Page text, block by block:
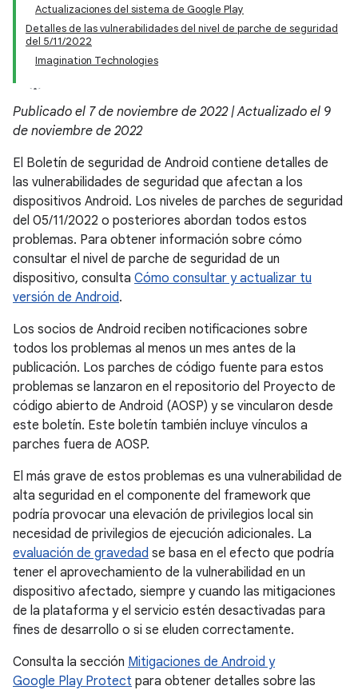
Actualizaciones del sistema de Google Play
Detalles de las vulnerabilidades del nivel de parche de seguridad
del 5/11/2022
Imagination Technologies
Publicado el 7 de noviembre de 2022 | Actualizado el 9
de noviembre de 2022
El Boletín de seguridad de Android contiene detalles de
las vulnerabilidades de seguridad que afectan a los
dispositivos Android. Los niveles de parches de seguridad
del 05/11/2022 o posteriores abordan todos estos
problemas. Para obtener información sobre cómo
consultar el nivel de parche de seguridad de un
dispositivo, consulta Cómo consultar y actualizar tu
versión de Android.
Los socios de Android reciben notificaciones sobre
todos los problemas al menos un mes antes de la
publicación. Los parches de código fuente para estos
problemas se lanzaron en el repositorio del Proyecto de
código abierto de Android (AOSP) y se vincularon desde
este boletín. Este boletín también incluye vínculos a
parches fuera de AOSP.
El más grave de estos problemas es una vulnerabilidad de
alta seguridad en el componente del framework que
podría provocar una elevación de privilegios local sin
necesidad de privilegios de ejecución adicionales. La
evaluación de gravedad se basa en el efecto que podría
tener el aprovechamiento de la vulnerabilidad en un
dispositivo afectado, siempre y cuando las mitigaciones
de la plataforma y el servicio estén desactivadas para
fines de desarrollo o si se eluden correctamente.
Consulta la sección Mitigaciones de Android y
Google Play Protect para obtener detalles sobre las